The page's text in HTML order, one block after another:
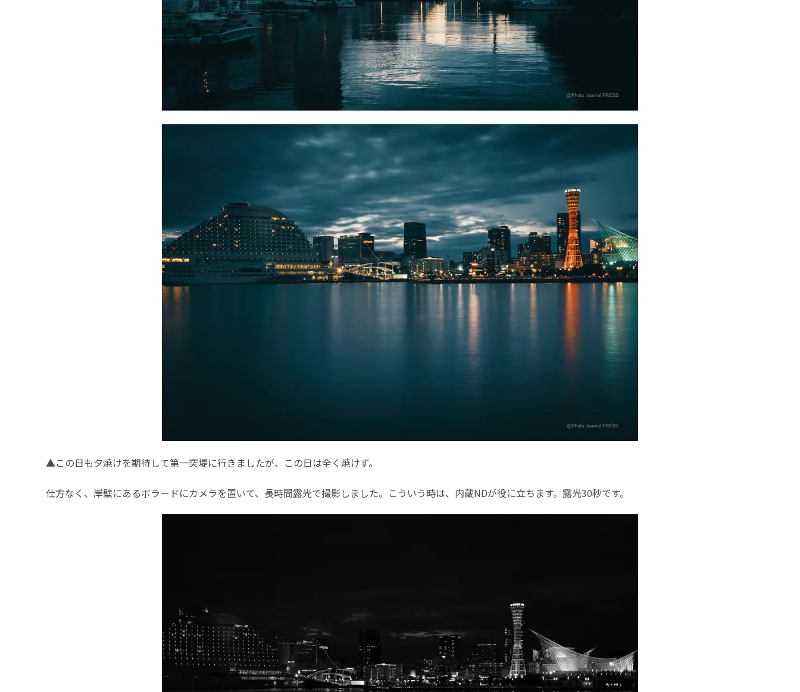
▲この日も夕焼けを期待して第一突堤に行きましたが、この日は全く焼けず。
仕方なく、岸壁にあるボラードにカメラを置いて、長時間露光で撮影しました。こういう時は、内蔵NDが役に立ちます。露光30秒です。